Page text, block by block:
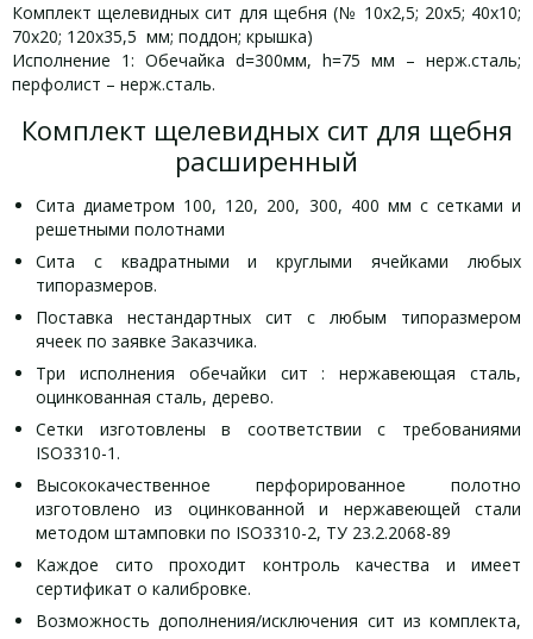
Комплект щелевидных сит для щебня (№ 10х2,5; 20х5; 40х10;
70х20; 120х35,5 мм; поддон; крышка)
Исполнение 1: Обечайка d=300мм, h=75 мм – нерж.сталь;
перфолист – нерж.сталь.
Комплект щелевидных сит для щебня
расширенный
Сита диаметром 100, 120, 200, 300, 400 мм с сетками и
решетными полотнами
Сита с квадратными и круглыми ячейками любых
типоразмеров.
Поставка нестандартных сит с любым типоразмером
ячеек по заявке Заказчика.
Три исполнения обечайки сит : нержавеющая сталь,
оцинкованная сталь, дерево.
Сетки изготовлены в соответствии с требованиями
ISO3310-1.
Высококачественное перфорированное полотно
изготовлено из оцинкованной и нержавеющей стали
методом штамповки по ISO3310-2, ТУ 23.2.2068-89
Каждое сито проходит контроль качества и имеет
сертификат о калибровке.
Возможность дополнения/исключения сит из комплекта,